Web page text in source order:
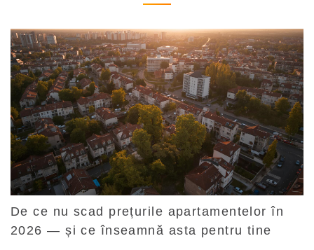
De ce nu scad prețurile apartamentelor în
2026 — și ce înseamnă asta pentru tine